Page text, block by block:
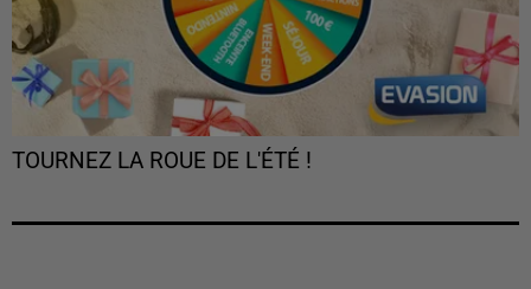
TOURNEZ LA ROUE DE L'ÉTÉ !